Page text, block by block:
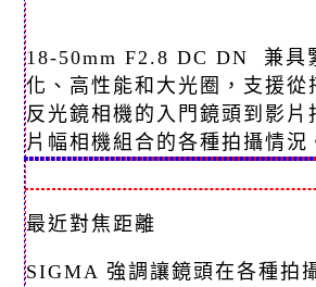
18-50mm F2.8 DC DN 兼具
化、高性能和大光圈，支援從
反光鏡相機的入門鏡頭到影片
片幅相機組合的各種拍攝情況
最近對焦距離
SIGMA 強調讓鏡頭在各種拍